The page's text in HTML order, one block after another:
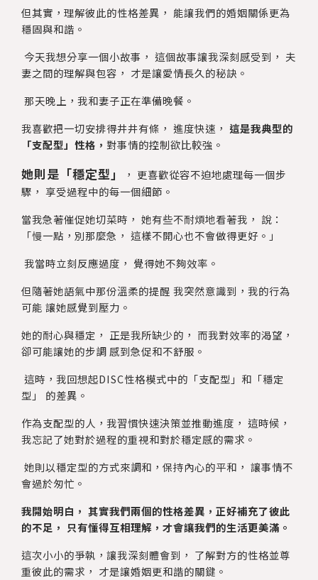
但其實，理解彼此的性格差異， 能讓我們的婚姻關係更為
穩固與和諧。
今天我想分享一個小故事， 這個故事讓我深刻感受到， 夫
妻之間的理解與包容， 才是讓愛情長久的秘訣。
那天晚上，我和妻子正在準備晚餐。
我喜歡把一切安排得井井有條， 進度快速， 這是我典型的
「支配型」性格， 對事情的控制欲比較強。
她則是「穩定型」
， 更喜歡從容不迫地處理每一個步
驟， 享受過程中的每一個細節。
當我急著催促她切菜時， 她有些不耐煩地看著我， 說：
「慢一點，別那麼急， 這樣不開心也不會做得更好。」
我當時立刻反應過度， 覺得她不夠效率。
但隨著她語氣中那份溫柔的提醒 我突然意識到，我的行為
可能 讓她感覺到壓力。
她的耐心與穩定， 正是我所缺少的， 而我對效率的渴望，
卻可能讓她的步調 感到急促和不舒服。
這時，我回想起DISC性格模式中的「支配型」和「穩定
型」 的差異。
作為支配型的人，我習慣快速決策並推動進度， 這時候，
我忘記了她對於過程的重視和對於穩定感的需求。
她則以穩定型的方式來調和，保持內心的平和， 讓事情不
會過於匆忙。
我開始明白， 其實我們兩個的性格差異，正好補充了彼此
的不足， 只有懂得互相理解，才會讓我們的生活更美滿。
這次小小的爭執，讓我深刻體會到， 了解對方的性格並尊
重彼此的需求， 才是讓婚姻更和諧的關鍵。